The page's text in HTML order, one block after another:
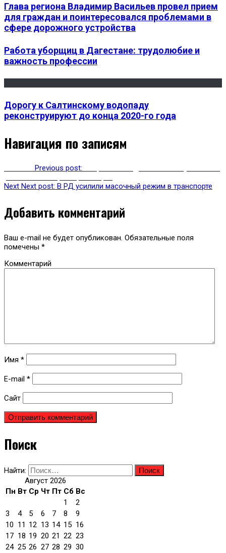
Глава региона Владимир Васильев провел прием
для граждан и поинтересовался проблемами в
сфере дорожного устройства
Работа уборщиц в Дагестане: трудолюбие и
важность профессии
Дорогу к Салтинскому водопаду
реконструируют до конца 2020-го года
Навигация по записям
Previous post:
Next Next post: В РД усилили масочный режим в транспорте
Добавить комментарий
Ваш e-mail не будет опубликован. Обязательные поля
помечены *
Комментарий
Имя *
E-mail *
Сайт
Поиск
Найти:
Август 2026
Пн Вт Ср Чт Пт Сб Вс
1
2
3
4 5 6 7 8
9
10 11 12 13 14 15 16
17 18 19 20 21 22 23
24 25 26 27 28 29 30